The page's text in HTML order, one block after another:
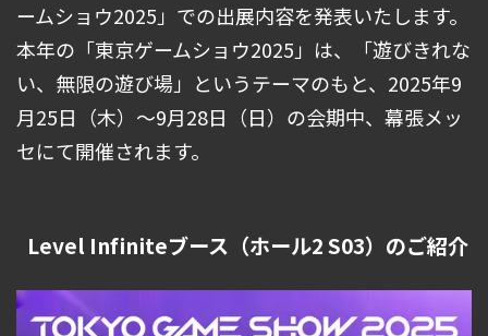
ームショウ2025」での出展内容を発表いたします。
本年の「東京ゲームショウ2025」は、「遊びきれな
い、無限の遊び場」というテーマのもと、2025年9
月25日（木）～9月28日（日）の会期中、幕張メッ
セにて開催されます。
Level Infiniteブース（ホール2 S03）のご紹介